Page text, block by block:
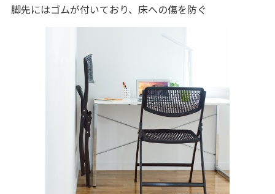
脚先にはゴムが付いており、床への傷を防ぐ